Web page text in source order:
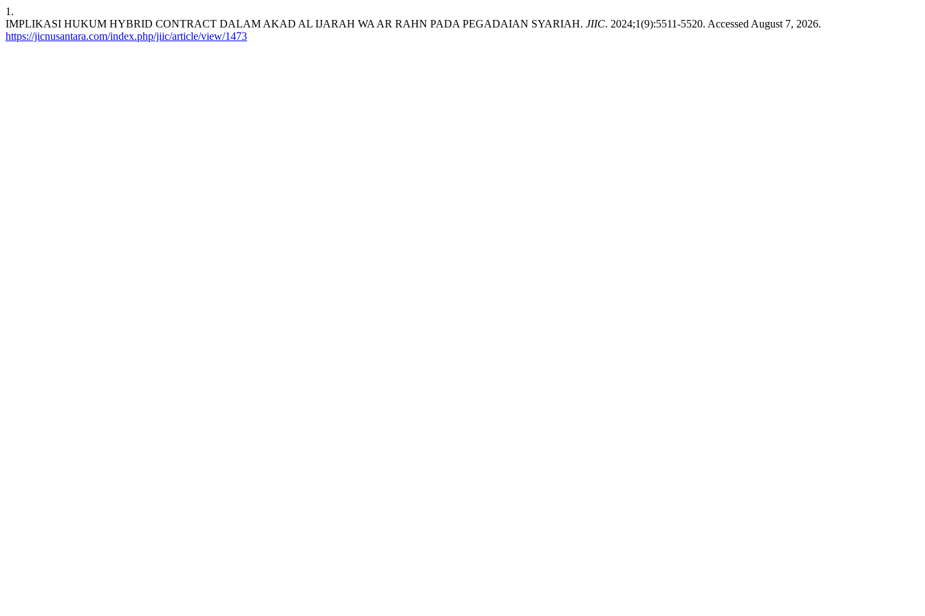
1.
IMPLIKASI HUKUM HYBRID CONTRACT DALAM AKAD AL IJARAH WA AR RAHN PADA PEGADAIAN SYARIAH. JIIC. 2024;1(9):5511-5520. Accessed August 7, 2026.
https://jicnusantara.com/index.php/jiic/article/view/1473